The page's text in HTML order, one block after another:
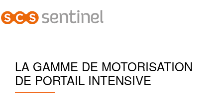
Aller
LA GAMME DE MOTORISATION
DE PORTAIL INTENSIVE